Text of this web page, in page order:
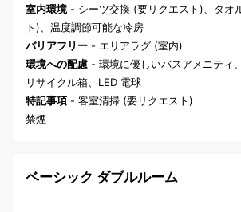
室内環境 - シーツ交換 (要リクエスト)、タオ
ト)、温度調節可能な冷房
バリアフリー - エリアラグ (室内)
環境への配慮 - 環境に優しいバスアメニティ
リサイクル箱、LED 電球
特記事項 - 客室清掃 (要リクエスト)
禁煙
ベーシック ダブルルーム